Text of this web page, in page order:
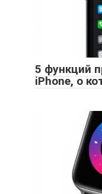
5 функций
iPhone, о